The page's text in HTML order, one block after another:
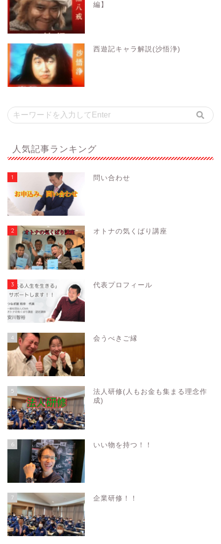
編】
西遊記キャラ解説(沙悟浄)
人気記事ランキング
1 問い合わせ
2 オトナの気くばり講座
3 代表プロフィール
4 会うべきご縁
5
法人研修(人もお金も集まる理念作
成)
6 いい物を持つ！！
7 企業研修！！